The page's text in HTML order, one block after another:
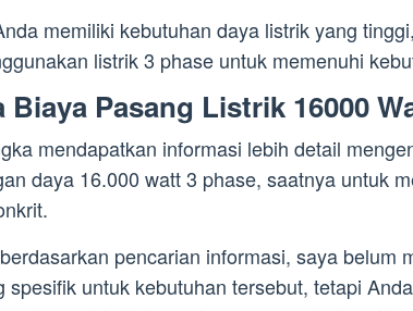
memiliki kebutuhan daya listrik yang
listrik 3 phase untuk memenuhi
Biaya Pasang Listrik 16000
mendapatkan informasi lebih detail
daya 16.000 watt 3 phase, saatnya untuk
pencarian informasi, saya belum
spesifik untuk kebutuhan tersebut, tetapi